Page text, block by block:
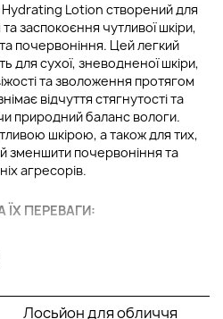
Lotion створений для
заспокоєння чутливої шкіри,
почервоніння. Цей легкий
для сухої, зневодненої шкіри,
та зволоження протягом
відчуття стягнутості та
природний баланс вологи.
шкірою, а також для тих,
зменшити почервоніння та
агресорів.
ЇХ ПЕРЕВАГИ:
у шкірі. Вона сприяє
та зменшує прояв тонких
Лосьйон для обличчя